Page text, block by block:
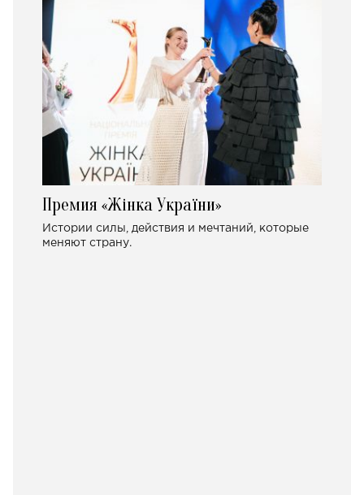
Премия «Жінка України»
Истории силы, действия и мечтаний, которые
меняют страну.